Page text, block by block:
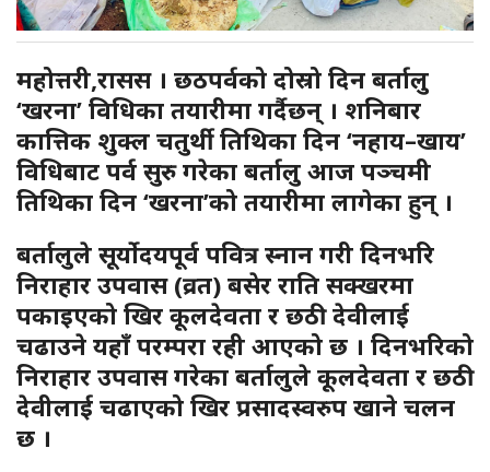
महोत्तरी,रासस । छठपर्वको दोस्रो दिन बर्तालु
‘खरना’ विधिका तयारीमा गर्दैछन् । शनिबार
कात्तिक शुक्ल चतुर्थी तिथिका दिन ‘नहाय–खाय’
विधिबाट पर्व सुरु गरेका बर्तालु आज पञ्चमी
तिथिका दिन ‘खरना’को तयारीमा लागेका हुन् ।
बर्तालुले सूर्योदयपूर्व पवित्र स्नान गरी दिनभरि
निराहार उपवास (व्रत) बसेर राति सक्खरमा
पकाइएको खिर कूलदेवता र छठी देवीलाई
चढाउने यहाँ परम्परा रही आएको छ । दिनभरिको
निराहार उपवास गरेका बर्तालुले कूलदेवता र छठी
देवीलाई चढाएको खिर प्रसादस्वरुप खाने चलन
छ ।